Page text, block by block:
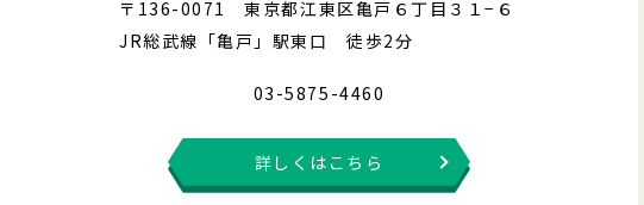
〒136-0071 東京都江東区亀戸６丁目３１−６
JR総武線「亀戸」駅東口 徒歩2分
03-5875-4460
詳しくはこちら